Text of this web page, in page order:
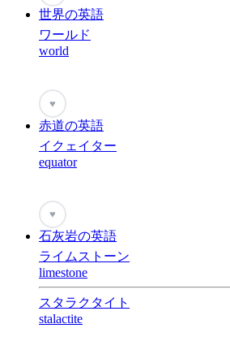
世界の英語
ワールド
world
♥
赤道の英語
イクェイター
equator
♥
石灰岩の英語
ライムストーン
limestone
スタラクタイト
stalactite